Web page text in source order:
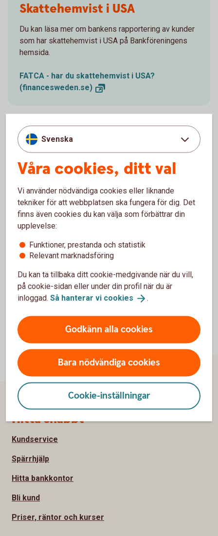
Skattehemvist i USA
Du kan läsa mer om bankens rapportering av kunder
som har skattehemvist i USA på Bankföreningens
hemsida.
FATCA - har du skattehemvist i USA?
(financesweden.se)
Skattehemvist i annat land än
Sverige eller USA
Du kan läsa mer om bankens rapportering av kunder
som har skattehemvist i annat land än Sverige eller
USA på Bankföreningens hemsida.
(financesweden.se)
Svenska
Våra cookies, ditt val
Vi använder nödvändiga cookies eller liknande
tekniker för att webbplatsen ska fungera för dig. Det
finns även cookies du kan välja som förbättrar din
upplevelse:
Funktioner, prestanda och statistik
Relevant marknadsföring
Du kan ta tillbaka ditt cookie-medgivande när du vill,
på cookie-sidan eller under din profil när du är
inloggad. Så hanterar vi cookies .
Godkänn alla cookies
Bara nödvändiga cookies
Cookie-inställningar
Sidfot
Hitta snabbt
Kundservice
Spärrhjälp
Hitta bankkontor
Bli kund
Priser, räntor och kurser